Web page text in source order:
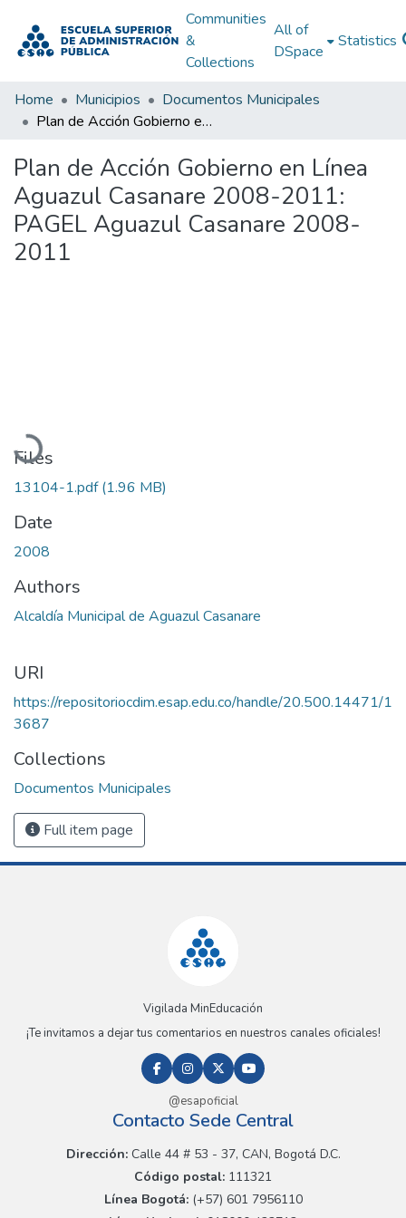
Communities
&
Collections
All of
DSpace
Statistics
Home Municipios
Documentos Municipales
Plan de Acción Gobierno en Línea Aguazul Casanare 2008-2011: PAGEL Aguazul Casanare 2008-2011
Plan de Acción Gobierno en Línea
Aguazul Casanare 2008-2011:
PAGEL Aguazul Casanare 2008-
2011
Loading...
Files
13104-1.pdf(1.96 MB)
Date
2008
Authors
Alcaldía Municipal de Aguazul Casanare
URI
https://repositoriocdim.esap.edu.co/handle/20.500.14471/1
3687
Collections
Documentos Municipales
Full item page
Vigilada MinEducación
¡Te invitamos a dejar tus comentarios en nuestros canales oficiales!
@esapoficial
Contacto Sede Central
Dirección:Calle 44 # 53 - 37, CAN, Bogotá D.C.
Código postal: 111321
Línea Bogotá:(+57) 601 7956110